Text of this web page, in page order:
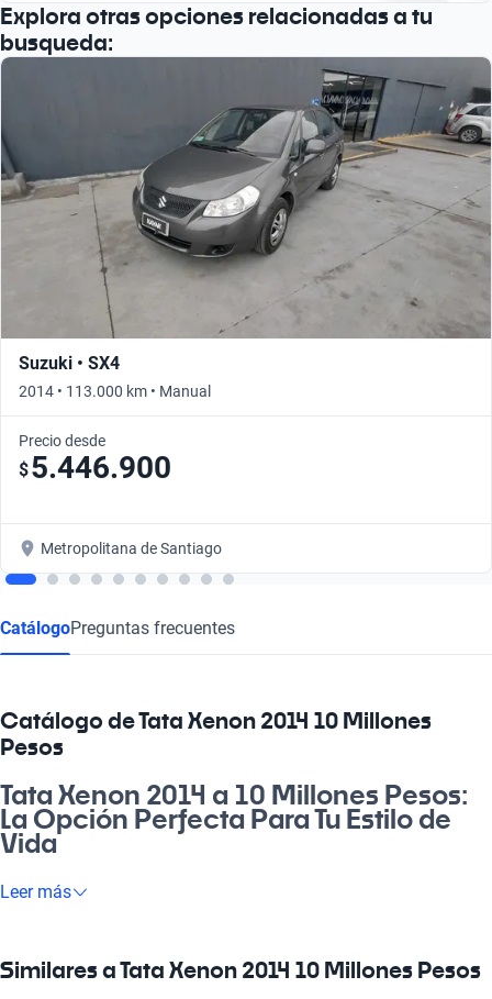
Explora otras opciones relacionadas a tu
busqueda:
Suzuki • SX4
2014 • 113.000 km • Manual
Precio desde
$5.446.900
Metropolitana de Santiago
CatálogoPreguntas frecuentes
Catálogo de Tata Xenon 2014 10 Millones
Pesos
Tata Xenon 2014 a 10 Millones Pesos:
La Opción Perfecta Para Tu Estilo de
Vida
¿Cachai lo que es un vehículo que se adapta a cada momento?
hacer un paseo familiar o darse un gusto en la playa. Con su
robustez y estilo, este modelo está pensado para satisfacer tus
Leer más
Similares a Tata Xenon 2014 10 Millones Pesos